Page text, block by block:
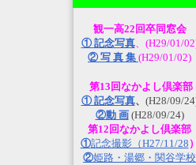
観一高22回卒同窓会
① 記念写真、(H29/01/
② 写 真 集 (H29/01/02)
第13回なかよし倶楽部
① 記念写真、 (H28/09/
②動 画(H28/09/24)
第12回なかよし倶楽部
①記念撮影（H27/11/28 ）
②姫路・湯郷・関谷学校